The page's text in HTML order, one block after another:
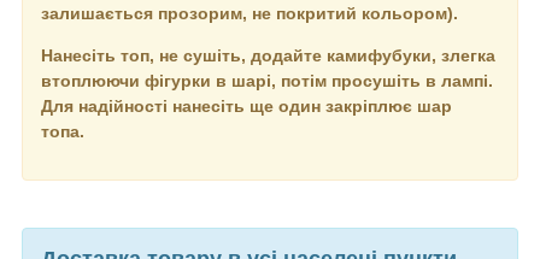
залишається прозорим, не покритий кольором).
Нанесіть топ, не сушіть, додайте камифубуки, злегка
втоплюючи фігурки в шарі, потім просушіть в лампі.
Для надійності нанесіть ще один закріплює шар
топа.